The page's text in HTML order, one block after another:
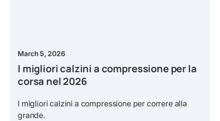
March 5, 2026
I migliori calzini a compressione per la
corsa nel 2026
I migliori calzini a compressione per correre alla
grande.